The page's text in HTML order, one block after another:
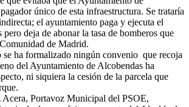
único de esta infraestructura. Se trataría
el ayuntamiento paga y ejecuta el
deja de abonar la tasa de bomberos que
de Madrid.
se ha formalizado ningún convenio que recoja
del Ayuntamiento de Alcobendas ha
ni siquiera la cesión de la parcela que
Acera, Portavoz Municipal del PSOE,